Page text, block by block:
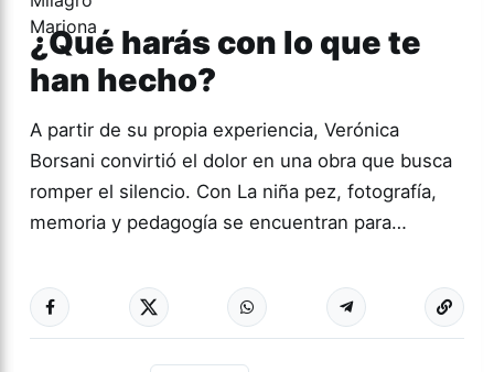
¿Qué harás con lo que te
han hecho?
A partir de su propia experiencia, Verónica
Borsani convirtió el dolor en una obra que busca
romper el silencio. Con La niña pez, fotografía,
memoria y pedagogía se encuentran para…
GÉNERO Y
DIVERSIDAD
Más